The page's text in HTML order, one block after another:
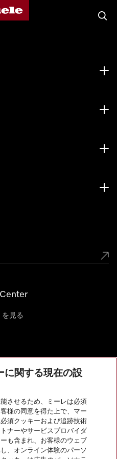
ームページ
検索
見る
に関する現在の設
させるため、ミーレは必須
様の同意を得た上で、マー
須クッキーおよび追跡技術
ナーやサービスプロバイダ
も含まれ、お客様のウェブ
、オンライン体験のパーソ